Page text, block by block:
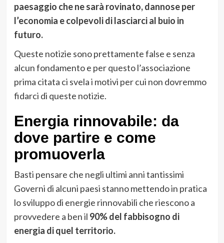
paesaggio che ne sarà rovinato, dannose per
l’economia e colpevoli di lasciarci al buio in
futuro.
Queste notizie sono prettamente false e senza
alcun fondamento e per questo l’associazione
prima citata ci svela i motivi per cui non dovremmo
fidarci di queste notizie.
Energia rinnovabile: da
dove partire e come
promuoverla
Basti pensare che negli ultimi anni tantissimi
Governi di alcuni paesi stanno mettendo in pratica
lo sviluppo di energie rinnovabili che riescono a
provvedere a ben il 90% del fabbisogno di
energia di quel territorio.